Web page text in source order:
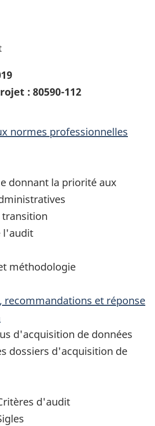
: 80590-112
normes professionnelles
donnant la priorité aux
transition
l'audit
méthodologie
recommandations et réponse
d'acquisition de données
dossiers d'acquisition de
d'audit